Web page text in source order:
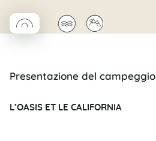
◯Coco rond🌊 ⛰
Presentazione del campeggio
L’OASIS ET LE CALIFORNIA